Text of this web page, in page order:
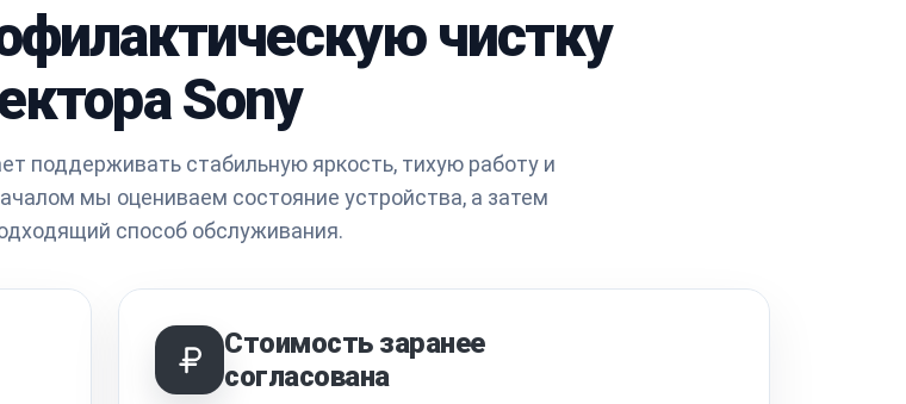
чистку
Sony
поддерживать стабильную яркость, тихую работу и
мы оцениваем состояние устройства, а затем
способ обслуживания.
Стоимость заранее
согласована